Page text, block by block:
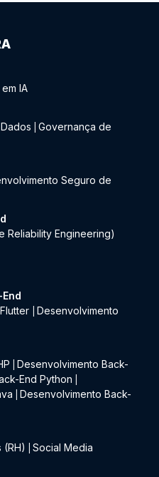
IA
Governança de
Seguro de
Reliability Engineering)
Desenvolvimento
Desenvolvimento Back-
End Python
Desenvolvimento Back-
(RH)
Social Media